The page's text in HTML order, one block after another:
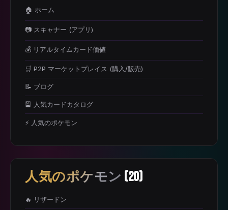
🏠 ホーム
📷 スキャナー (アプリ)
💰 リアルタイムカード価値
🛒 P2P マーケットプレイス (購入/販売)
📝 ブログ
🎴 人気カードカタログ
⚡ 人気のポケモン
人気のポケモン (20)
🔥 リザードン